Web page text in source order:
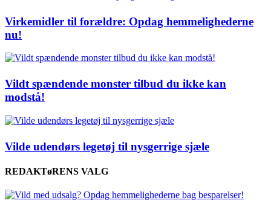
Virkemidler til forældre: Opdag hemmelighederne
nu!
Vildt spændende monster tilbud du ikke kan
modstå!
Vilde udendørs legetøj til nysgerrige sjæle
REDAKTøRENS VALG